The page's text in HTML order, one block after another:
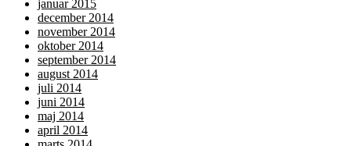
januar 2015
december 2014
november 2014
oktober 2014
september 2014
august 2014
juli 2014
juni 2014
maj 2014
april 2014